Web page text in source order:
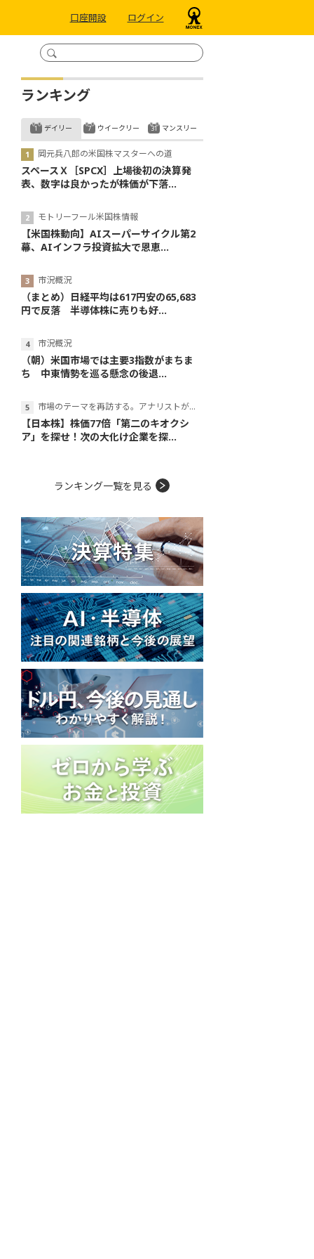
口座開設 ログイン
ランキング
デイリー
岡元兵八郎の米国株マスターへの道
スペースＸ［SPCX］上場後初の決算発
表、数字は良かったが株価が下落...
モトリーフール米国株情報
【米国株動向】AIスーパーサイクル第2
幕、AIインフラ投資拡大で恩恵...
市況概況
（まとめ）日経平均は617円安の65,683
円で反落 半導体株に売りも好...
市況概況
（朝）米国市場では主要3指数がまちま
ち 中東情勢を巡る懸念の後退...
市場のテーマを再訪する。アナリストが読み解くテーマの本質
【日本株】株価77倍「第二のキオクシ
ア」を探せ！次の大化け企業を探...
ウイークリー マンスリー
ランキング一覧を見る